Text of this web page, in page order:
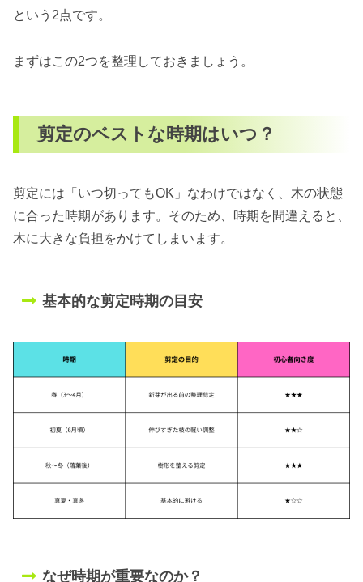
という2点です。
まずはこの2つを整理しておきましょう。
剪定のベストな時期はいつ？
剪定には「いつ切ってもOK」なわけではなく、木の状態
に合った時期があります。そのため、時期を間違えると、
木に大きな負担をかけてしまいます。
基本的な剪定時期の目安
なぜ時期が重要なのか？